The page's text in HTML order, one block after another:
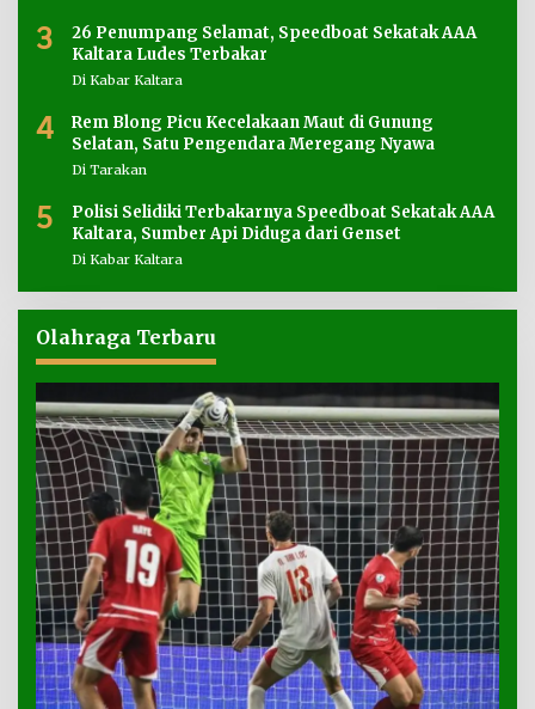
3
26 Penumpang Selamat, Speedboat Sekatak AAA
Kaltara Ludes Terbakar
Di Kabar Kaltara
4
Rem Blong Picu Kecelakaan Maut di Gunung
Selatan, Satu Pengendara Meregang Nyawa
Di Tarakan
5
Polisi Selidiki Terbakarnya Speedboat Sekatak AAA
Kaltara, Sumber Api Diduga dari Genset
Di Kabar Kaltara
Olahraga Terbaru